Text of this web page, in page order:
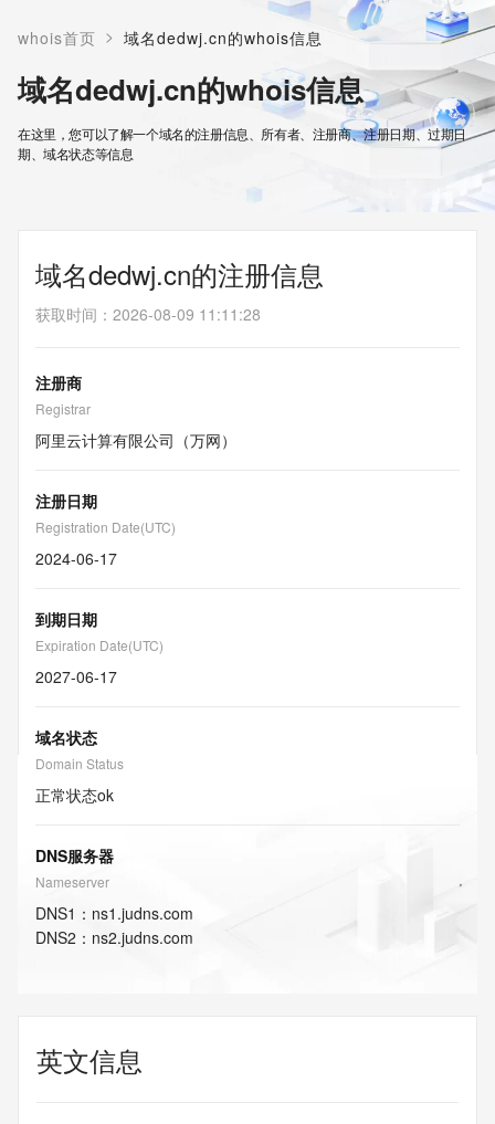
whois首页 > 域名dedwj.cn的whois信息
域名dedwj.cn的whois信息
在这里，您可以了解一个域名的注册信息、所有者、注册商、注册日期、过期日
期、域名状态等信息
域名dedwj.cn的注册信息
获取时间 ： 2026-08-09 11:11:28
注册商
Registrar
阿里云计算有限公司（万网）
注册日期
Registration Date(UTC)
2024-06-17
到期日期
Expiration Date(UTC)
2027-06-17
域名状态
Domain Status
正常状态ok
DNS服务器
Nameserver
DNS1 ： ns1.judns.com
DNS2 ： ns2.judns.com
英文信息